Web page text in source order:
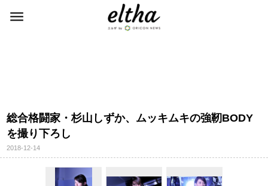
総合格闘家・杉山しずか、ムッキムキの強靭BODY
を撮り下ろし
2018-12-14